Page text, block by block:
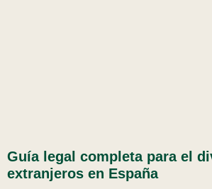
Guía legal completa para el
extranjeros en España